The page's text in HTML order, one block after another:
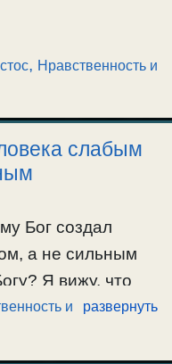
, Нравственность и
слабым
Бог создал
а не сильным
Я вижу, что
люди слабы и
Ведь он мог
и
развернуть